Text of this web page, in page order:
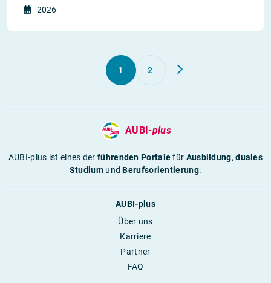
2026
1 2
AUBI-plus
AUBI-plus ist eines derführenden Portalefür Ausbildung,duales
StudiumundBerufsorientierung.
AUBI-plus
Über uns
Karriere
Partner
FAQ